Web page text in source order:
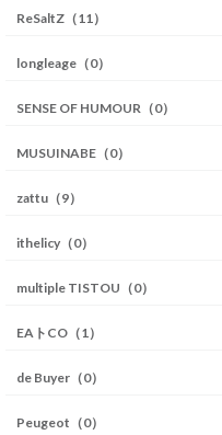
ReSaltZ（11）
longleage（0）
SENSE OF HUMOUR（0）
MUSUINABE（0）
zattu（9）
ithelicy（0）
multiple TISTOU（0）
EAトCO（1）
de Buyer（0）
Peugeot（0）